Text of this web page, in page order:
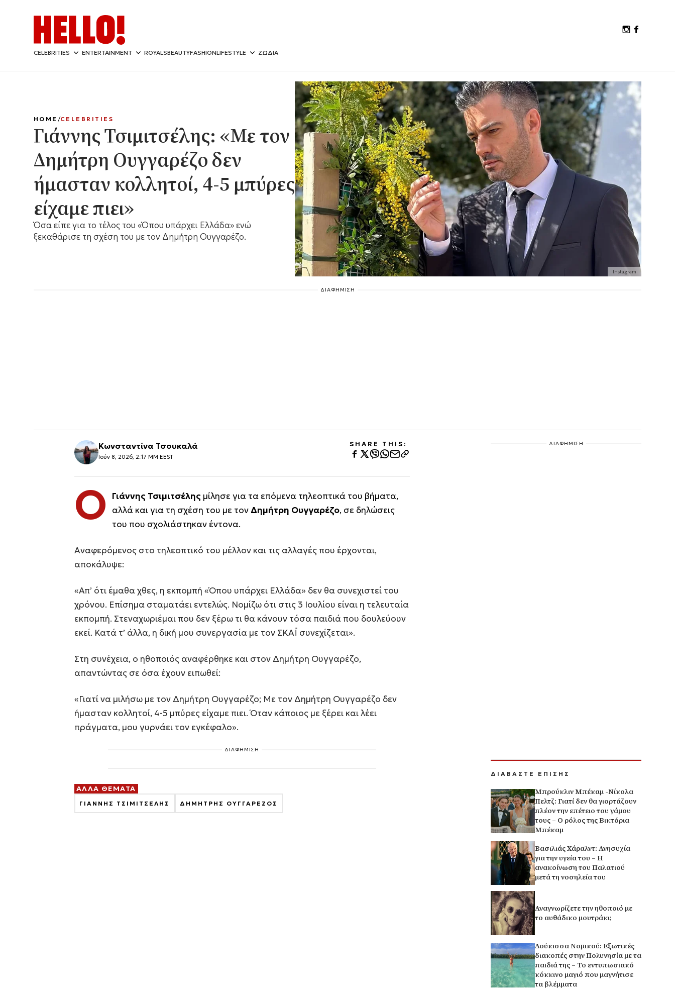
CELEBRITIES ENTERTAINMENT ROYALSBEAUTYFASHIONLIFESTYLE ΖΩΔΙΑ
Instagram
HOME CELEBRITIES
Γιάννης Τσιμιτσέλης: «Με τον
Δημήτρη Ουγγαρέζο δεν
ήμασταν κολλητοί, 4-5 μπύρες
είχαμε πιει»
Όσα είπε για το τέλος του «Όπου υπάρχει Ελλάδα» ενώ
ξεκαθάρισε τη σχέση του με τον Δημήτρη Ουγγαρέζο.
ΔΙΑΦΗΜΙΣΗ
Κωνσταντίνα Τσουκαλά
Ιούν 8, 2026, 2:17 ΜΜ EEST
SHARE THIS:
Ο Γιάννης Τσιμιτσέλης μίλησε για τα επόμενα τηλεοπτικά του βήματα,
αλλά και για τη σχέση του με τον Δημήτρη Ουγγαρέζο, σε δηλώσεις
του που σχολιάστηκαν έντονα.
Αναφερόμενος στο τηλεοπτικό του μέλλον και τις αλλαγές που έρχονται,
αποκάλυψε:
«Απ’ ότι έμαθα χθες, η εκπομπή «Όπου υπάρχει Ελλάδα» δεν θα συνεχιστεί του
χρόνου. Επίσημα σταματάει εντελώς. Νομίζω ότι στις 3 Ιουλίου είναι η τελευταία
εκπομπή. Στεναχωριέμαι που δεν ξέρω τι θα κάνουν τόσα παιδιά που δουλεύουν
εκεί. Κατά τ’ άλλα, η δική μου συνεργασία με τον ΣΚΑΪ συνεχίζεται».
Στη συνέχεια, ο ηθοποιός αναφέρθηκε και στον Δημήτρη Ουγγαρέζο,
απαντώντας σε όσα έχουν ειπωθεί:
«Γιατί να μιλήσω με τον Δημήτρη Ουγγαρέζο; Με τον Δημήτρη Ουγγαρέζο δεν
ήμασταν κολλητοί, 4-5 μπύρες είχαμε πιει. Όταν κάποιος με ξέρει και λέει
πράγματα, μου γυρνάει τον εγκέφαλο».
ΔΙΑΦΗΜΙΣΗ
ΑΛΛΑ ΘΕΜΑΤΑ
ΓΙΑΝΝΗΣ ΤΣΙΜΙΤΣΕΛΗΣ ΔΗΜΗΤΡΗΣ ΟΥΓΓΑΡΕΖΟΣ
ΔΙΑΦΗΜΙΣΗ
ΔΙΑΒΑΣΤΕ ΕΠΙΣΗΣ
Μπρούκλιν Μπέκαμ -Νίκολα
Πελτζ: Γιατί δεν θα γιορτάζουν
πλέον την επέτειο του γάμου
τους – Ο ρόλος της Βικτόρια
Μπέκαμ
Βασιλιάς Χάραλντ: Ανησυχία
για την υγεία του – Η
ανακοίνωση του Παλατιού
μετά τη νοσηλεία του
Αναγνωρίζετε την ηθοποιό με
το αυθάδικο μουτράκι;
Δούκισσα Νομικού: Εξωτικές
διακοπές στην Πολυνησία με τα
παιδιά της – Το εντυπωσιακό
κόκκινο μαγιό που μαγνήτισε
τα βλέμματα